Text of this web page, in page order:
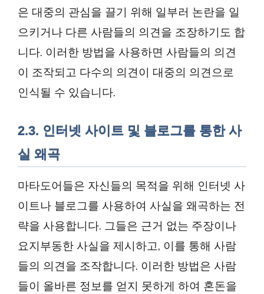
은 대중의 관심을 끌기 위해 일부러 논란을 일
으키거나 다른 사람들의 의견을 조장하기도 합
니다. 이러한 방법을 사용하면 사람들의 의견
이 조작되고 다수의 의견이 대중의 의견으로
인식될 수 있습니다.
2.3. 인터넷 사이트 및 블로그를 통한 사
실 왜곡
마타도어들은 자신들의 목적을 위해 인터넷 사
이트나 블로그를 사용하여 사실을 왜곡하는 전
략을 사용합니다. 그들은 근거 없는 주장이나
요지부동한 사실을 제시하고, 이를 통해 사람
들의 의견을 조작합니다. 이러한 방법은 사람
들이 올바른 정보를 얻지 못하게 하여 혼돈을